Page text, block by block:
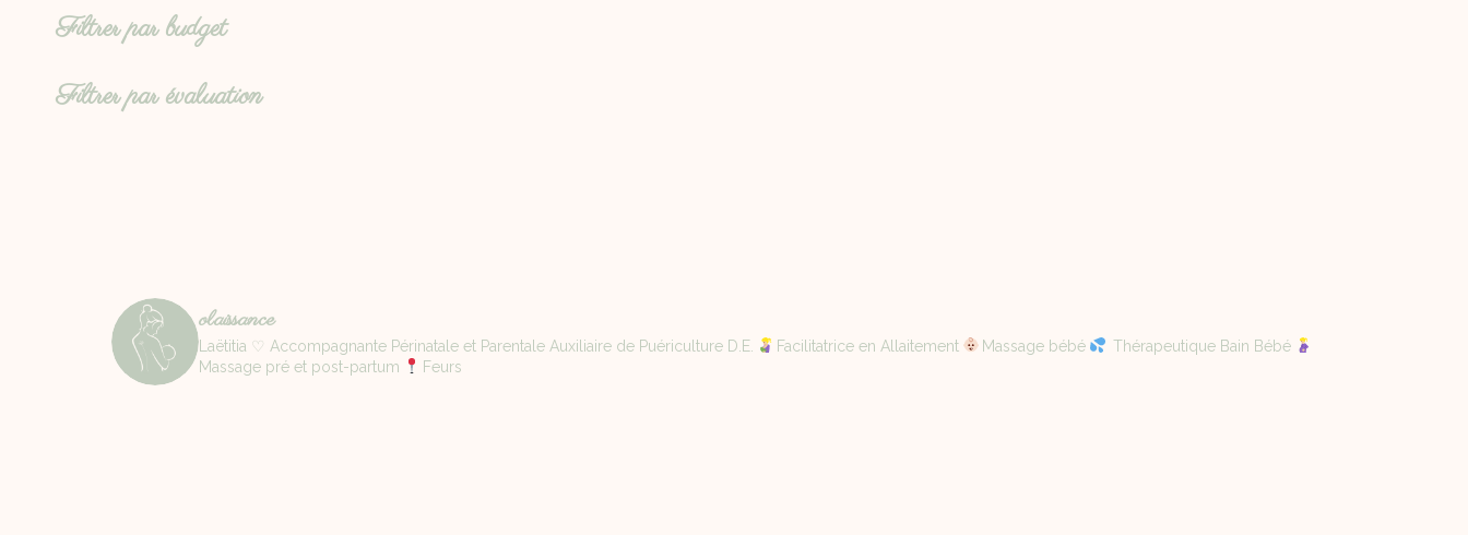
Filtrer par budget
Filtrer par évaluation
olaissance
Laëtitia ♡ Accompagnante Périnatale et Parentale Auxiliaire de Puériculture D.E. Facilitatrice en Allaitement Massage bébé
Thérapeutique Bain Bébé
Massage pré et post-partum
Feurs